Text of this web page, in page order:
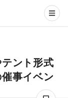
ント形式
事イベン